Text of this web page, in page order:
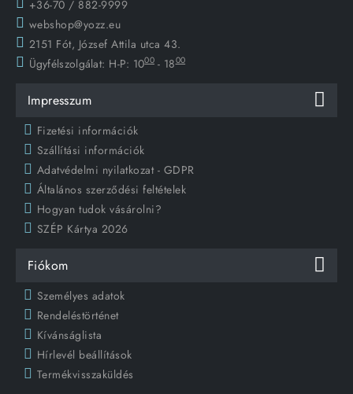
+36-70 / 882-9999
webshop@yozz.eu
2151 Fót, József Attila utca 43.
Ügyfélszolgálat: H-P: 1000 - 1800
Impresszum
Fizetési információk
Szállítási információk
Adatvédelmi nyilatkozat - GDPR
Általános szerződési feltételek
Hogyan tudok vásárolni?
SZÉP Kártya 2026
Fiókom
Személyes adatok
Rendeléstörténet
Kívánságlista
Hírlevél beállítások
Termékvisszaküldés